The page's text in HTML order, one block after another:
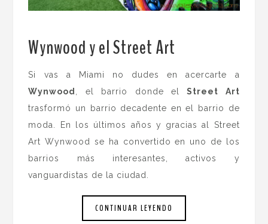
Wynwood y el Street Art
Si vas a Miami no dudes en acercarte a
Wynwood , el barrio donde elStreet Art
trasformó un barrio decadente en el barrio de
moda. En los últimos años y gracias al Street
Art Wynwood se ha convertido en uno de los
barrios más interesantes, activos y
vanguardistas de la ciudad.
CONTINUAR LEYENDO